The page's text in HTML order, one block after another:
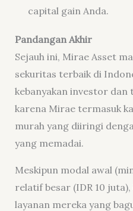
capital gain Anda.
Pandangan Akhir
Sejauh ini, Mirae Asset
sekuritas terbaik di
kebanyakan investor
karena Mirae termasuk
murah yang diiringi
yang memadai.
Meskipun modal awal
relatif besar (IDR 10
layanan mereka yang